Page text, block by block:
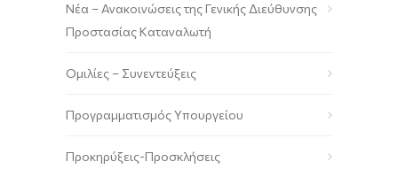
Νέα – Ανακοινώσεις της Γενικής Διεύθυνσης
Προστασίας Καταναλωτή
Ομιλίες – Συνεντεύξεις
Προγραμματισμός Υπουργείου
Προκηρύξεις-Προσκλήσεις